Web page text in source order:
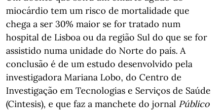
miocárdio tem um risco de mortalidade que
chega a ser 30% maior se for tratado num
hospital de Lisboa ou da região Sul do que se for
assistido numa unidade do Norte do país. A
conclusão é de um estudo desenvolvido pela
investigadora Mariana Lobo, do Centro de
Investigação em Tecnologias e Serviços de Saúde
(Cintesis), e que faz a manchete do jornal Público